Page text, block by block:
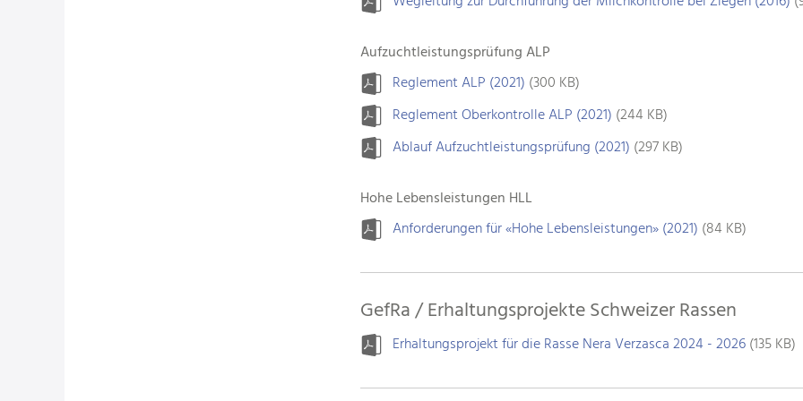
Aufzuchtleistungsprüfung ALP
Reglement ALP (2021) (300 KB)
Reglement Oberkontrolle ALP (2021) (244 KB)
Ablauf Aufzuchtleistungsprüfung (2021) (297 KB)
Hohe Lebensleistungen HLL
Anforderungen für «Hohe Lebensleistungen» (2021) (84 KB)
GefRa / Erhaltungsprojekte Schweizer Rassen
Erhaltungsprojekt für die Rasse Nera Verzasca 2024 - 2026(135 KB)